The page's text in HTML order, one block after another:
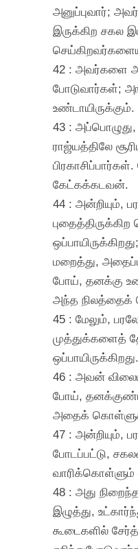
அனுப்புவார்;
இருக்கிற சகல
42 : அவர்களை
போடுவார்கள்;
உண்டாயிருக்கும்.
43 :
ராஜ்யத்திலே
கேட்கக்கடவன்.
44 : அன்றியும்,
மறைத்து,
போய், தனக்கு
அந்த நிலத்தைக்
45 : மேலும்,
முத்துக்களைத்
ஒப்பாயிருக்கிறது.
46 : அவன்
போய்,
அதைக்
47 : அன்றியும்,
போடப்பட்டு,
வாரிக்கொள்ளும்
48 : அது
இழுத்து,
கூடைகளில்